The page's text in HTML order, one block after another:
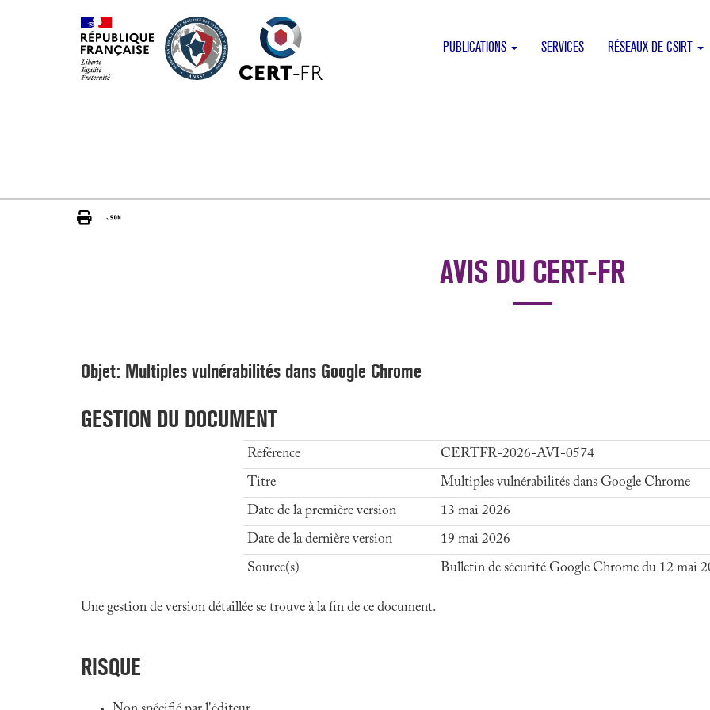
PUBLICATIONS SERVICES RÉSEAUX DE CSIRT
AVIS DU CERT-FR
Objet: Multiples vulnérabilités dans Google Chrome
GESTION DU DOCUMENT
Référence
CERTFR-2026-AVI-0574
Titre
Multiples vulnérabilités dans Google Chrome
Date de la première version
13 mai 2026
Date de la dernière version
19 mai 2026
Source(s)
Bulletin de sécurité Google Chrome du 12 mai
Une gestion de version détaillée se trouve à la fin de ce document.
RISQUE